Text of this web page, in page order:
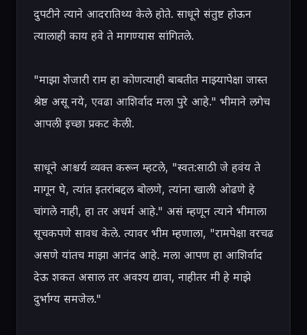
दुपटीने त्याने आदरातिथ्य केले होते. साधूने संतुष्ट होऊन
त्यालाही काय हवे ते मागण्यास सांगितले.
"माझा शेजारी राम हा कोणत्याही बाबतीत माझ्यापेक्षा जास्त
श्रेष्ठ असू नये, एवढा आशिर्वाद मला पुरे आहे." भीमाने लगेच
आपली इच्छा प्रकट केली.
साधूने आश्चर्य व्यक्त करून म्हटले, "स्वत:साठी जे हवंय ते
मागून घे, त्यांत इतरांबद्दल बोलणे, त्यांना खाली ओढणे हे
चांगले नाही, हा तर अधर्म आहे." असं म्हणून त्याने भीमाला
सूचकपणे सावध केले. त्यावर भीम म्हणाला, "रामपेक्षा वरचढ
असणे यांतच माझा आनंद आहे. मला आपण हा आशिर्वाद
देऊ शकत असाल तर अवश्य द्यावा, नाहीतर मी हे माझे
दुर्भाग्य समजेल."